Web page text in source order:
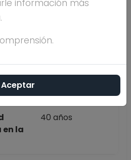
SAMANIEGO
la
40 años
información más
Aceptar